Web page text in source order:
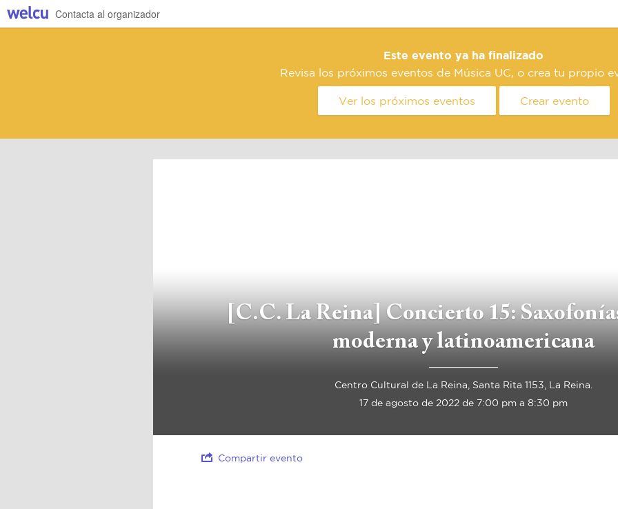
Contacta al organizador
Este evento ya ha finalizado
Revisa los próximos eventos de Música UC, o crea tu propio
Ver los próximos eventos Crear evento
[C.C. La Reina] Concierto 15:
moderna y latinoamericana
Centro Cultural de La Reina, Santa Rita 1153, La Reina.
17 de agosto de 2022 de 7:00 pm a 8:30 pm
Compartir evento